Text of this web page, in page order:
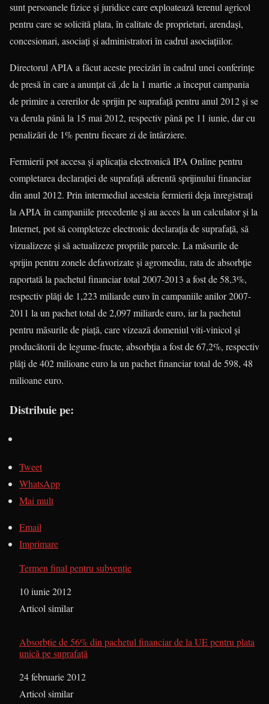
sunt persoanele fizice şi juridice care exploatează terenul agricol
pentru care se solicită plata, în calitate de proprietari, arendaşi,
concesionari, asociaţi şi administratori în cadrul asociaţiilor.
Directorul APIA a făcut aceste precizări în cadrul unei conferinţe
de presă în care a anunţat că ,de la 1 martie ,a început campania
de primire a cererilor de sprijin pe suprafaţă pentru anul 2012 şi se
va derula până la 15 mai 2012, respectiv până pe 11 iunie, dar cu
penalizări de 1% pentru fiecare zi de întârziere.
Fermierii pot accesa şi aplicaţia electronică IPA Online pentru
completarea declaraţiei de suprafaţă aferentă sprijinului financiar
din anul 2012. Prin intermediul acesteia fermierii deja înregistraţi
la APIA în campaniile precedente şi au acces la un calculator şi la
Internet, pot să completeze electronic declaraţia de suprafaţă, să
vizualizeze şi să actualizeze propriile parcele. La măsurile de
sprijin pentru zonele defavorizate şi agromediu, rata de absorbţie
raportată la pachetul financiar total 2007-2013 a fost de 58,3%,
respectiv plăţi de 1,223 miliarde euro în campaniile anilor 2007-
2011 la un pachet total de 2,097 miliarde euro, iar la pachetul
pentru măsurile de piaţă, care vizează domeniul viti-vinicol şi
producătorii de legume-fructe, absorbţia a fost de 67,2%, respectiv
plăţi de 402 milioane euro la un pachet financiar total de 598, 48
milioane euro.
Distribuie pe:
Tweet
WhatsApp
Mai mult
Email
Imprimare
Termen final pentru subvenţie
Dată
10 iunie 2012
În legătură cu
Articol similar
Absorbţie de 56% din pachetul financiar de la UE pentru plata
unică pe suprafaţă
Dată
24 februarie 2012
În legătură cu
Articol similar